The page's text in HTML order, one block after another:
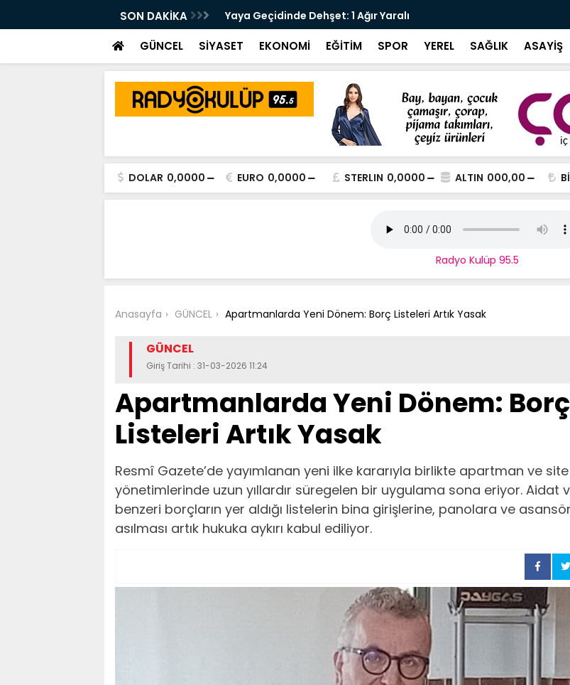
SON DAKİKA
Da CHP'nin Bayrağını
Yaya Geçidinde Dehşet: 1 Ağır Yaralı
GÜNCEL SİYASET EKONOMİ EĞİTİM SPOR YEREL SAĞLIK ASAYİŞ
DOLAR 0,0000 EURO 0,0000 STERLIN 0,0000 ALTIN 000,00
Radyo Kulüp 95.5
Anasayfa GÜNCEL Apartmanlarda Yeni Dönem: Borç Listeleri Artık Yasak
GÜNCEL
Giriş Tarihi : 31-03-2026 11:24
Apartmanlarda Yeni Dönem: Borç
Listeleri Artık Yasak
Resmî Gazete’de yayımlanan yeni ilke kararıyla birlikte apartman ve site
yönetimlerinde uzun yıllardır süregelen bir uygulama sona eriyor. Aidat
benzeri borçların yer aldığı listelerin bina girişlerine, panolara ve
asılması artık hukuka aykırı kabul ediliyor.